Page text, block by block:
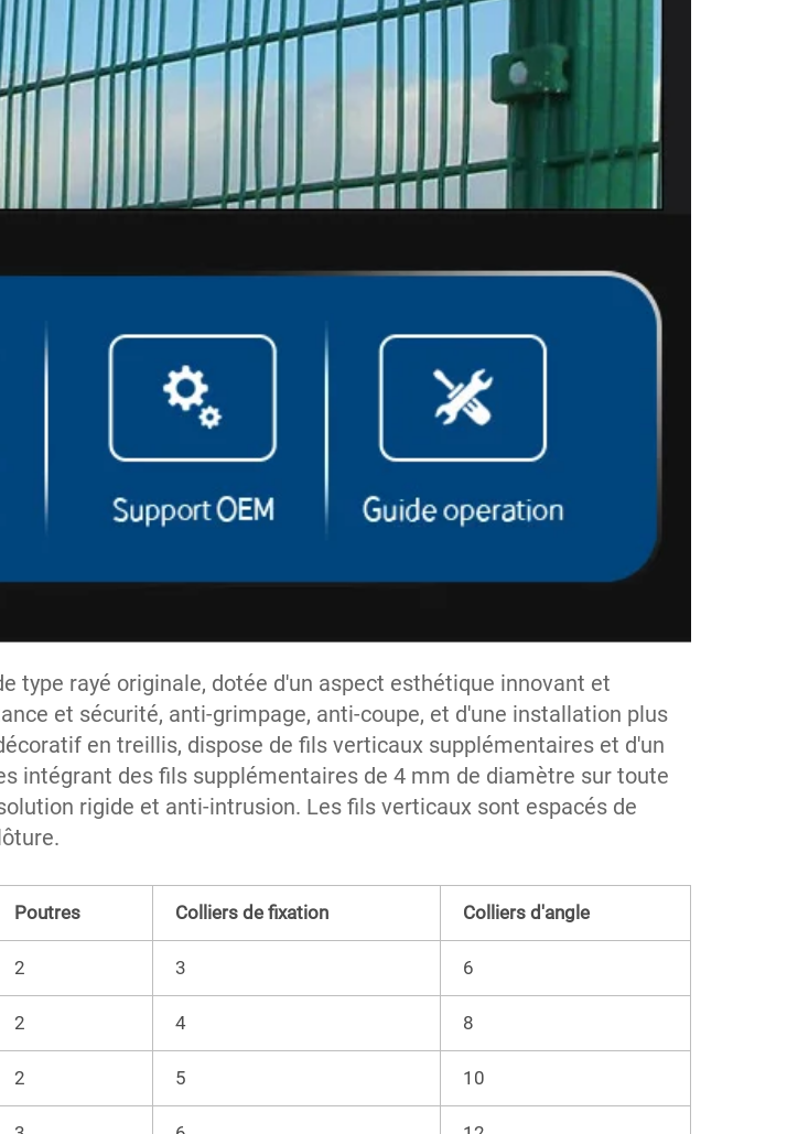
type rayé originale, dotée d'un aspect esthétique innovant et
et sécurité, anti-grimpage, anti-coupe, et d'une installation plus
en treillis, dispose de fils verticaux supplémentaires et d'un
intégrant des fils supplémentaires de 4 mm de diamètre sur toute
rigide et anti-intrusion. Les fils verticaux sont espacés de
Poutres Colliers de fixation Colliers d'angle
2 3 6
2 4 8
2 5 10